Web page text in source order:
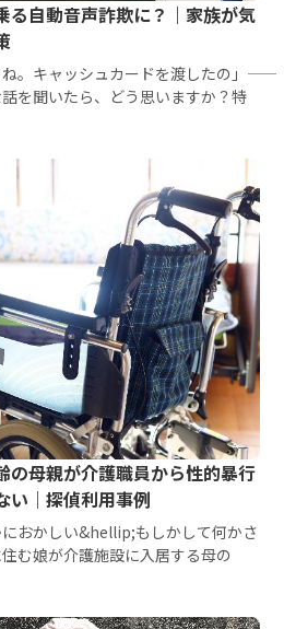
る自動音声詐欺に？｜家族が気
。キャッシュカードを渡したの」――
を聞いたら、どう思いますか？特
の母親が介護職員から性的暴行
い｜探偵利用事例
におかしい&hellip;もしかして何かさ
住む娘が介護施設に入居する母の